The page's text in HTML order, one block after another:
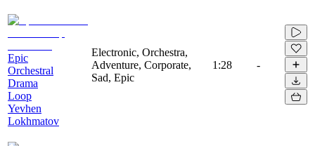
Epic
Orchestral
Drama
Loop
Yevhen
Lokhmatov
Electronic, Orchestra,
Adventure, Corporate,
Sad, Epic
1:28 -